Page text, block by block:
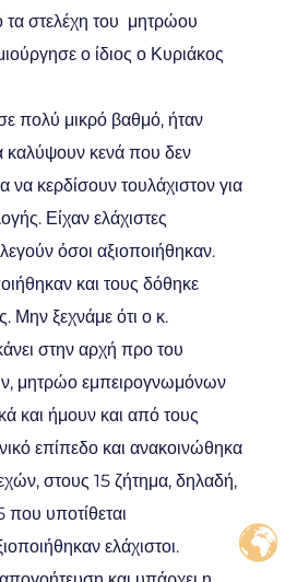
στελέχη του μητρώου
ο ίδιος ο Κυριάκος
πολύ μικρό βαθμό, ήταν
καλύψουν κενά που δεν
κερδίσουν τουλάχιστον για
Είχαν ελάχιστες
όσοι αξιοποιήθηκαν.
και τους δόθηκε
Μην ξεχνάμε ότι ο κ.
στην αρχή προ του
μητρώο εμπειρογνωμόνων
και ήμουν και από τους
επίπεδο και ανακοινώθηκα
στους 15 ζήτημα, δηλαδή,
υποτίθεται
ελάχιστοι.